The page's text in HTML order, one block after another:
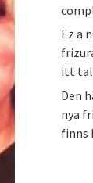
Ez a
itt
Den
nya
finns